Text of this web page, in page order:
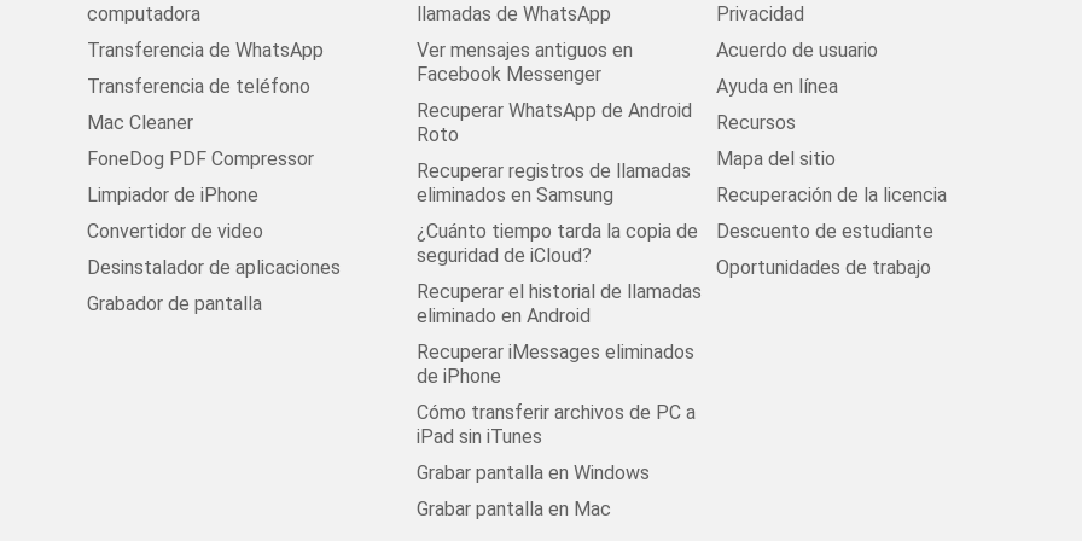
computadora
Transferencia de WhatsApp
Transferencia de teléfono
Mac Cleaner
FoneDog PDF Compressor
Limpiador de iPhone
Convertidor de video
Desinstalador de aplicaciones
Grabador de pantalla
llamadas de WhatsApp
Ver mensajes antiguos en
Facebook Messenger
Recuperar WhatsApp de Android
Roto
Recuperar registros de llamadas
eliminados en Samsung
¿Cuánto tiempo tarda la copia de
seguridad de iCloud?
Recuperar el historial de llamadas
eliminado en Android
Recuperar iMessages eliminados
de iPhone
Cómo transferir archivos de PC a
iPad sin iTunes
Grabar pantalla en Windows
Grabar pantalla en Mac
Privacidad
Acuerdo de usuario
Ayuda en línea
Recursos
Mapa del sitio
Recuperación de la licencia
Descuento de estudiante
Oportunidades de trabajo